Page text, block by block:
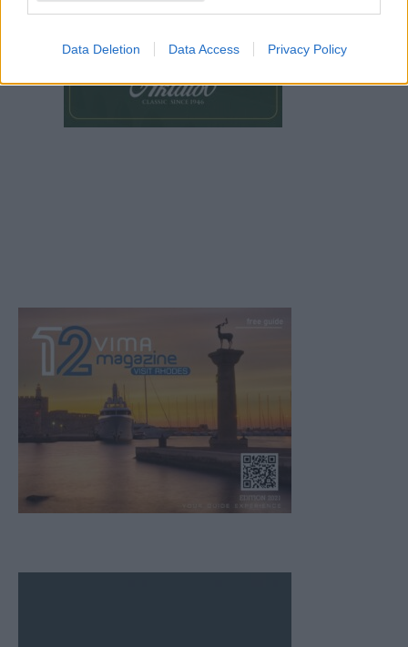
Data Deletion Data Access Privacy Policy